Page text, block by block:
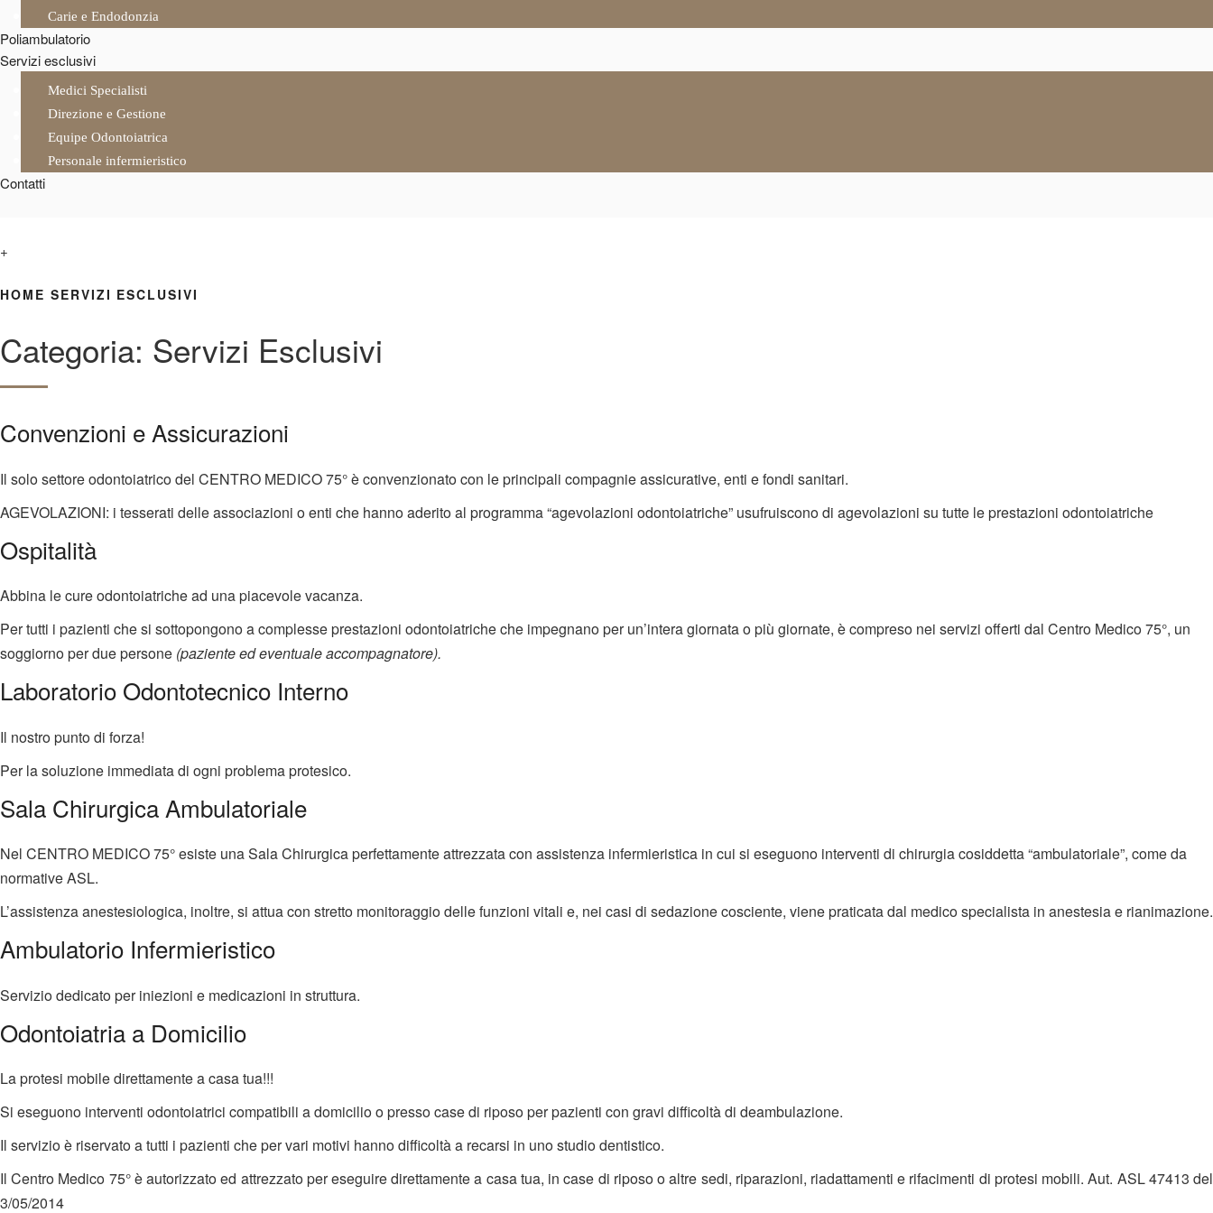
Carie e Endodonzia
Poliambulatorio
Servizi esclusivi
Medici Specialisti
Direzione e Gestione
Equipe Odontoiatrica
Personale infermieristico
Contatti
+
HOME SERVIZI ESCLUSIVI
Categoria: Servizi Esclusivi
Convenzioni e Assicurazioni
Il solo settore odontoiatrico del CENTRO MEDICO 75° è convenzionato con le principali compagnie assicurative, enti e fondi sanitari.
AGEVOLAZIONI: i tesserati delle associazioni o enti che hanno aderito al programma “agevolazioni odontoiatriche” usufruiscono di agevolazioni su tutte le prestazioni odontoiatriche
Ospitalità
Abbina le cure odontoiatriche ad una piacevole vacanza.
Per tutti i pazienti che si sottopongono a complesse prestazioni odontoiatriche che impegnano per un’intera giornata o più giornate, è compreso nei servizi offerti dal Centro Medico 75°, un
soggiorno per due persone (paziente ed eventualeaccompagnatore).
Laboratorio Odontotecnico Interno
Il nostro punto di forza!
Per la soluzione immediata di ogni problema protesico.
Sala Chirurgica Ambulatoriale
Nel CENTRO MEDICO 75° esiste una Sala Chirurgica perfettamente attrezzata con assistenza infermieristica in cui si eseguono interventi di chirurgia cosiddetta “ambulatoriale”, come da
normative ASL.
L’assistenza anestesiologica, inoltre, si attua con stretto monitoraggio delle funzioni vitali e, nei casi di sedazione cosciente, viene praticata dal medico specialista in anestesia e rianimazione.
Ambulatorio Infermieristico
Servizio dedicato per iniezioni e medicazioni in struttura.
Odontoiatria a Domicilio
La protesi mobile direttamente a casa tua!!!
Si eseguono interventi odontoiatrici compatibili a domicilio o presso case di riposo per pazienti con gravi difficoltà di deambulazione.
Il servizio è riservato a tutti i pazienti che per vari motivi hanno diﬃcoltà a recarsi in uno studio dentistico.
Il Centro Medico 75° è autorizzato ed attrezzato per eseguire direttamente a casa tua, in case di riposo o altre sedi, riparazioni, riadattamenti e rifacimenti di protesi mobili. Aut. ASL 47413 del
3/05/2014